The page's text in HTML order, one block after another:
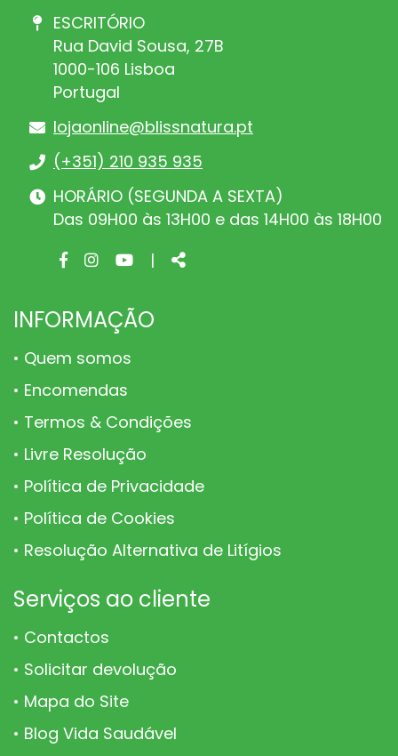
ESCRITÓRIO
Rua David Sousa, 27B
1000-106 Lisboa
Portugal
lojaonline@blissnatura.pt
(+351) 210 935 935
HORÁRIO (SEGUNDA A SEXTA)
Das 09H00 às 13H00 e das 14H00 às 18H00
Facebook
Instagram
Youtube
| Share
INFORMAÇÃO
Quem somos
Encomendas
Termos & Condições
Livre Resolução
Política de Privacidade
Política de Cookies
Resolução Alternativa de Litígios
Serviços ao cliente
Contactos
Solicitar devolução
Mapa do Site
Blog Vida Saudável